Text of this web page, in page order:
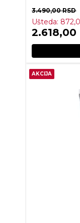
3.490,00RSD
Ušteda:
2.618,00
AKCIJA